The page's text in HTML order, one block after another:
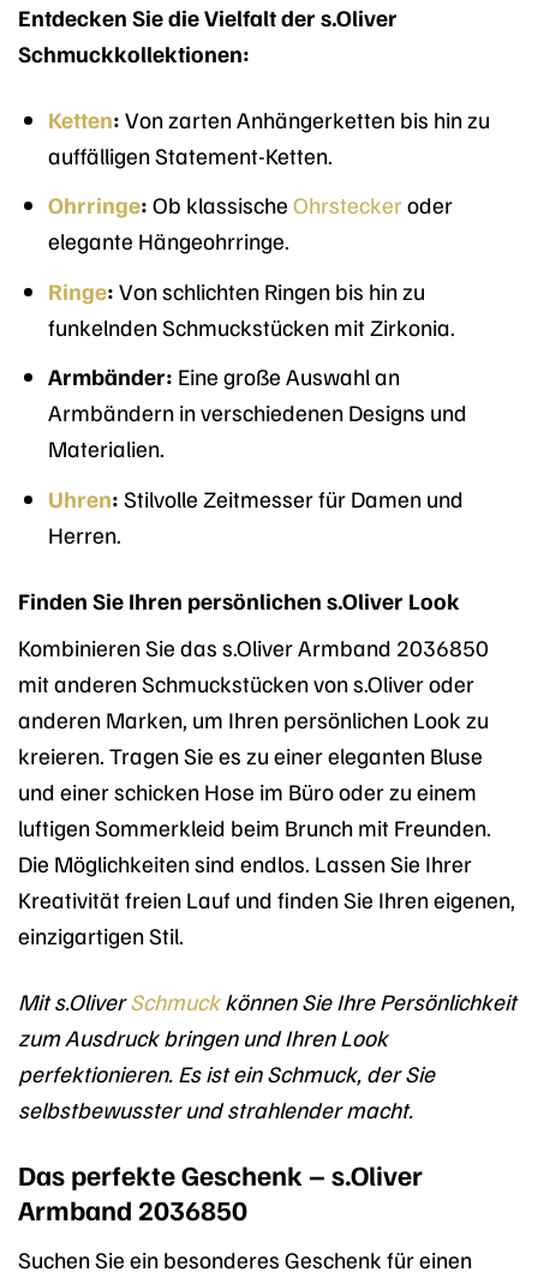
Entdecken Sie die Vielfalt der s.Oliver
Schmuckkollektionen:
Ketten: Von zarten Anhängerketten bis hin zu
auffälligen Statement-Ketten.
Ohrringe: Ob klassische Ohrsteckeroder
elegante Hängeohrringe.
Ringe: Von schlichten Ringen bis hin zu
funkelnden Schmuckstücken mit Zirkonia.
Armbänder: Eine große Auswahl an
Armbändern in verschiedenen Designs und
Materialien.
Uhren: Stilvolle Zeitmesser für Damen und
Herren.
Finden Sie Ihren persönlichen s.Oliver Look
Kombinieren Sie das s.Oliver Armband 2036850
mit anderen Schmuckstücken von s.Oliver oder
anderen Marken, um Ihren persönlichen Look zu
kreieren. Tragen Sie es zu einer eleganten Bluse
und einer schicken Hose im Büro oder zu einem
luftigen Sommerkleid beim Brunch mit Freunden.
Die Möglichkeiten sind endlos. Lassen Sie Ihrer
Kreativität freien Lauf und finden Sie Ihren eigenen,
einzigartigen Stil.
Mit s.OliverSchmuckkönnen Sie Ihre Persönlichkeit
zum Ausdruck bringen und Ihren Look
perfektionieren. Es ist ein Schmuck, der Sie
selbstbewusster und strahlender macht.
Das perfekte Geschenk – s.Oliver
Armband 2036850
Suchen Sie ein besonderes Geschenk für einen